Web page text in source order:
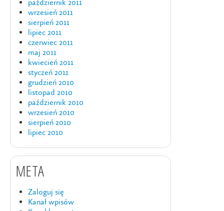
październik 2011
wrzesień 2011
sierpień 2011
lipiec 2011
czerwiec 2011
maj 2011
kwiecień 2011
styczeń 2011
grudzień 2010
listopad 2010
październik 2010
wrzesień 2010
sierpień 2010
lipiec 2010
META
Zaloguj się
Kanał wpisów